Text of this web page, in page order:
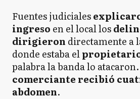
Fuentes judiciales
ingreso en el local los
dirigieron directamente a
donde estaba el
palabra la banda lo
comerciante recibió
abdomen.